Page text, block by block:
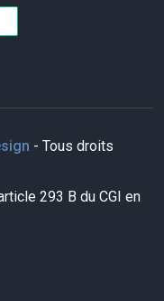
- Tous droits
293 B du CGI en